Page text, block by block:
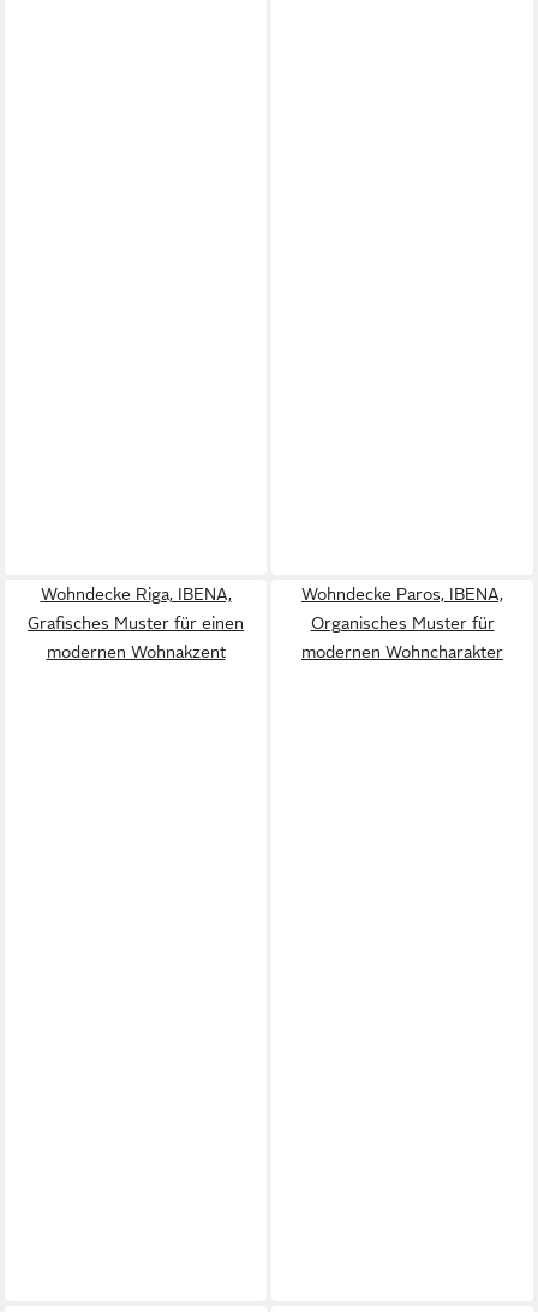
Wohndecke Riga, IBENA,
Grafisches Muster für einen
modernen Wohnakzent
Wohndecke Paros, IBENA,
Organisches Muster für
modernen Wohncharakter